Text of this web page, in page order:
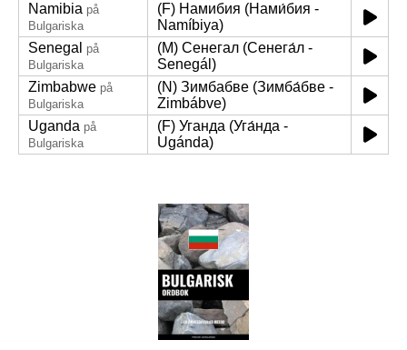
Namibia på
Bulgariska
(F) Намибия (Нами́бия -
Namíbiya)
Senegal
på
Bulgariska
(M) Сенегал (Сенега́л -
Senegál)
Zimbabwe på
Bulgariska
(N) Зимбабве (Зимба́бве -
Zimbábve)
Uganda på
Bulgariska
(F) Уганда (Уга́нда -
Ugánda)